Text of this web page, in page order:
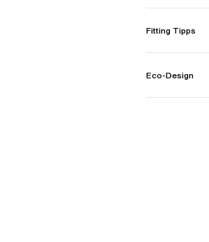
Fitting Tipps
Eco-Design